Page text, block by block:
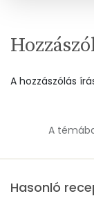
Réz
Szénhidrát
A hozzászólás
A
Hasonló